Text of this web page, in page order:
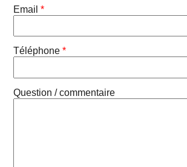
Email*
Téléphone*
Question / commentaire